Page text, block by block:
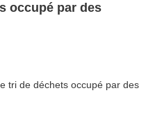
occupé par des